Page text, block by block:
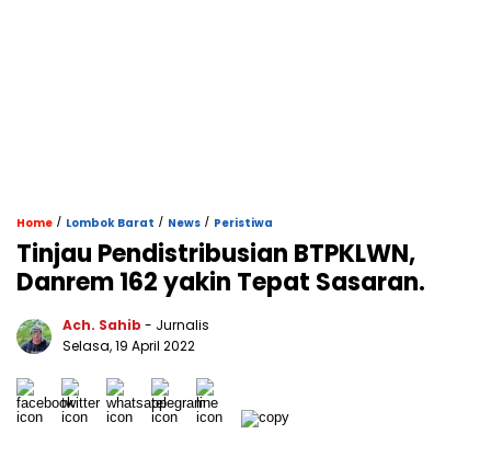
Home / Lombok Barat / News / Peristiwa
Tinjau Pendistribusian BTPKLWN,
Danrem 162 yakin Tepat Sasaran.
Ach. Sahib - Jurnalis
Selasa, 19 April 2022